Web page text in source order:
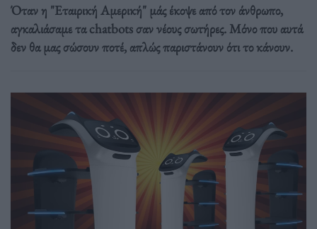
Όταν η "Εταιρική Αμερική" μάς έκοψε από τον άνθρωπο,
αγκαλιάσαμε τα chatbots σαν νέους σωτήρες. Μόνο που αυτά
δεν θα μας σώσουν ποτέ, απλώς παριστάνουν ότι το κάνουν.